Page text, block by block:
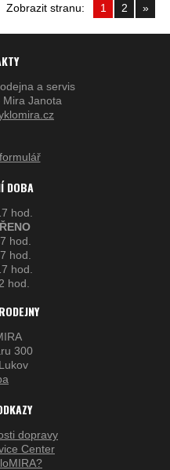
Zobrazit stranu: 1 2 »
a servis
Janota
DOBA
hod.
hod.
hod.
hod.
hod.
300
dopravy
Center